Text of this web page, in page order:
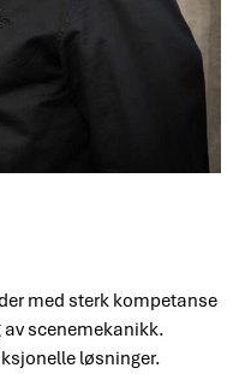
med sterk kompetanse
scenemekanikk.
løsninger.